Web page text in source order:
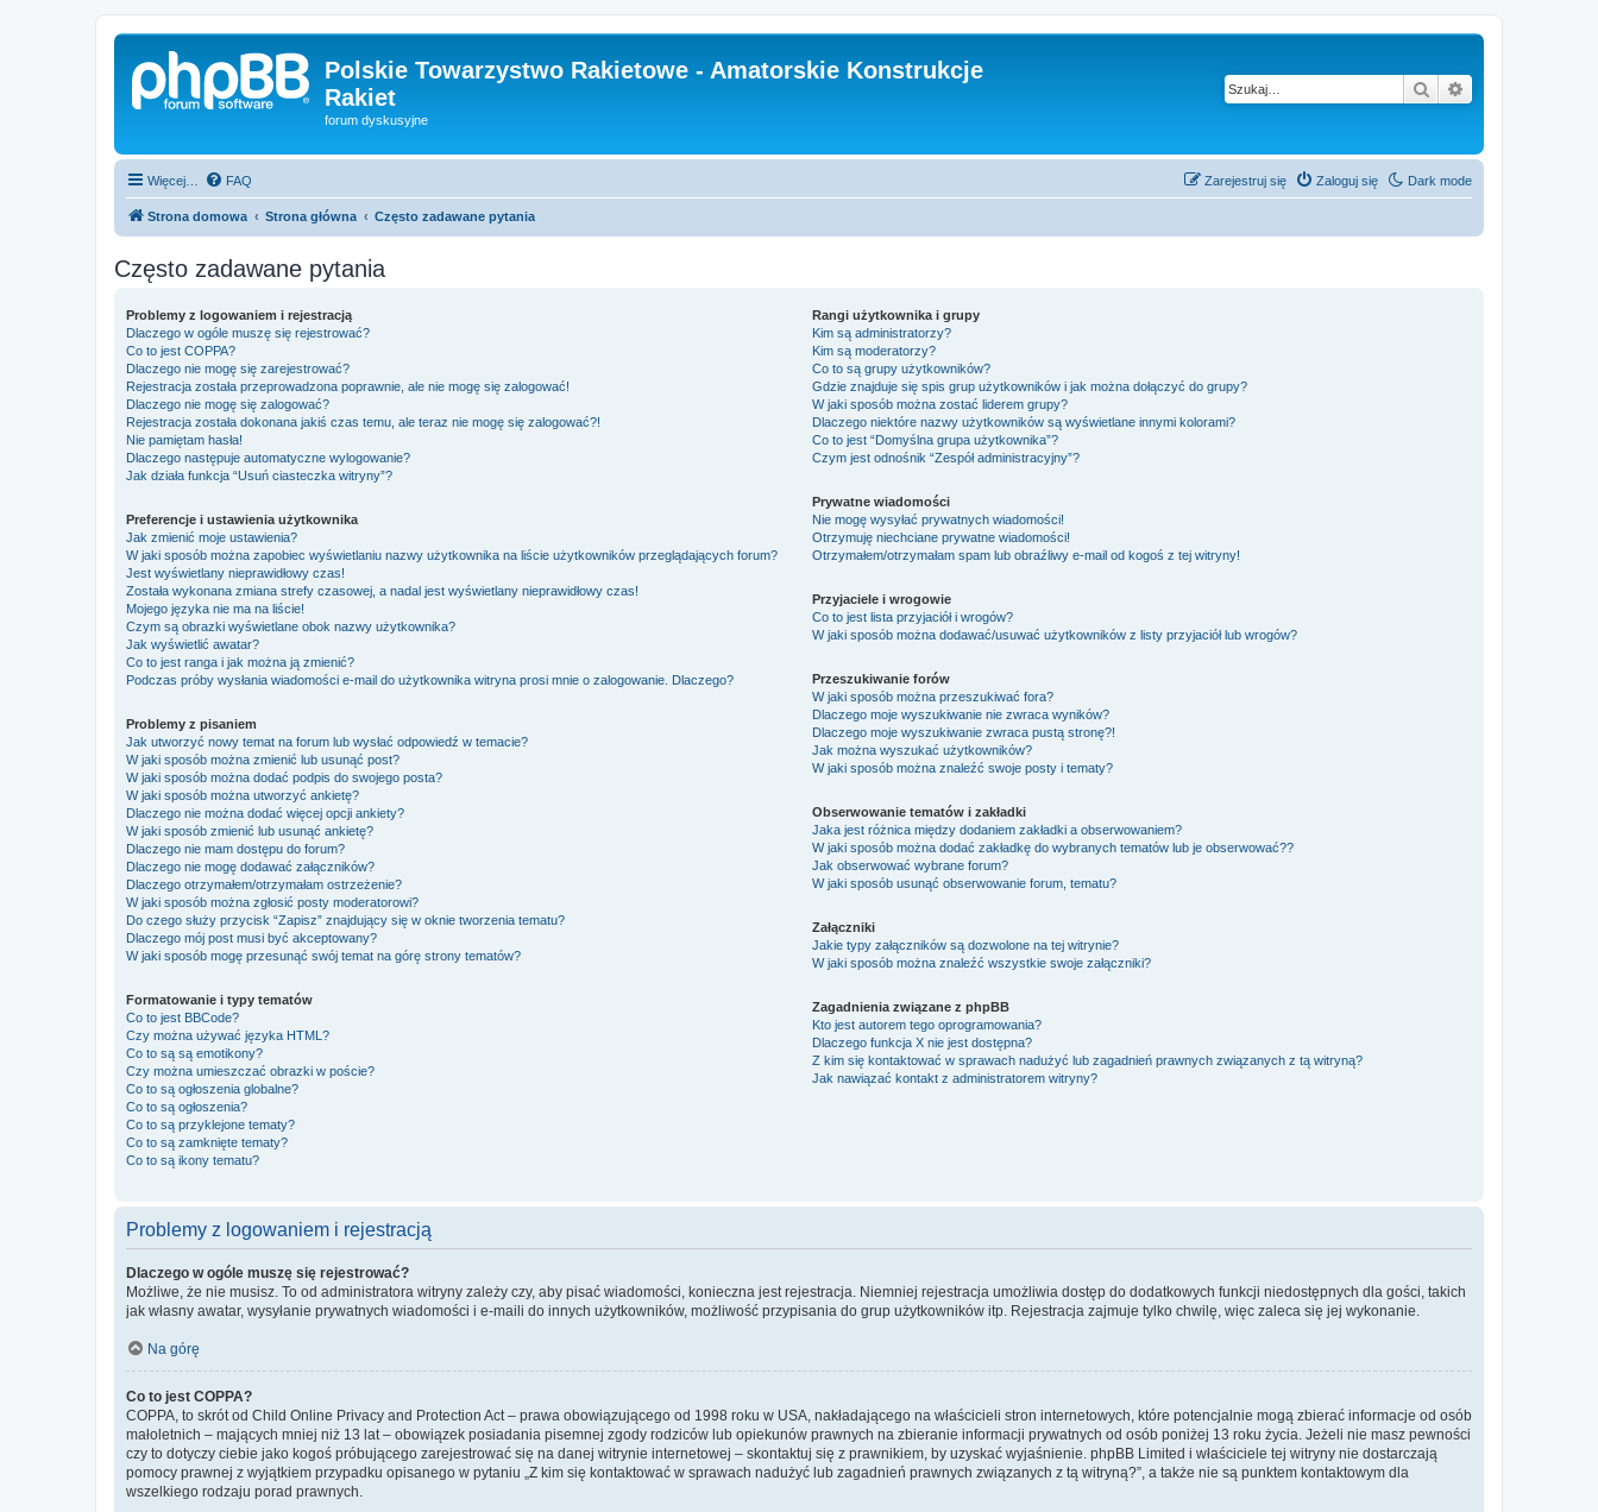
Polskie Towarzystwo Rakietowe - Amatorskie Konstrukcje
Rakiet
forum dyskusyjne
Szukaj
Więcej… Dark mode
FAQ Zaloguj się
Zarejestruj się
Strona domowa Strona główna Często zadawane pytania
Często zadawane pytania
Problemy z logowaniem i rejestracją
Dlaczego w ogóle muszę się rejestrować?
Co to jest COPPA?
Dlaczego nie mogę się zarejestrować?
Rejestracja została przeprowadzona poprawnie, ale nie mogę się zalogować!
Dlaczego nie mogę się zalogować?
Rejestracja została dokonana jakiś czas temu, ale teraz nie mogę się zalogować?!
Nie pamiętam hasła!
Dlaczego następuje automatyczne wylogowanie?
Jak działa funkcja “Usuń ciasteczka witryny”?
Preferencje i ustawienia użytkownika
Jak zmienić moje ustawienia?
W jaki sposób można zapobiec wyświetlaniu nazwy użytkownika na liście użytkowników przeglądających forum?
Jest wyświetlany nieprawidłowy czas!
Została wykonana zmiana strefy czasowej, a nadal jest wyświetlany nieprawidłowy czas!
Mojego języka nie ma na liście!
Czym są obrazki wyświetlane obok nazwy użytkownika?
Jak wyświetlić awatar?
Co to jest ranga i jak można ją zmienić?
Podczas próby wysłania wiadomości e-mail do użytkownika witryna prosi mnie o zalogowanie. Dlaczego?
Problemy z pisaniem
Jak utworzyć nowy temat na forum lub wysłać odpowiedź w temacie?
W jaki sposób można zmienić lub usunąć post?
W jaki sposób można dodać podpis do swojego posta?
W jaki sposób można utworzyć ankietę?
Dlaczego nie można dodać więcej opcji ankiety?
W jaki sposób zmienić lub usunąć ankietę?
Dlaczego nie mam dostępu do forum?
Dlaczego nie mogę dodawać załączników?
Dlaczego otrzymałem/otrzymałam ostrzeżenie?
W jaki sposób można zgłosić posty moderatorowi?
Do czego służy przycisk “Zapisz” znajdujący się w oknie tworzenia tematu?
Dlaczego mój post musi być akceptowany?
W jaki sposób mogę przesunąć swój temat na górę strony tematów?
Formatowanie i typy tematów
Co to jest BBCode?
Czy można używać języka HTML?
Co to są są emotikony?
Czy można umieszczać obrazki w poście?
Co to są ogłoszenia globalne?
Co to są ogłoszenia?
Co to są przyklejone tematy?
Co to są zamknięte tematy?
Co to są ikony tematu?
Rangi użytkownika i grupy
Kim są administratorzy?
Kim są moderatorzy?
Co to są grupy użytkowników?
Gdzie znajduje się spis grup użytkowników i jak można dołączyć do grupy?
W jaki sposób można zostać liderem grupy?
Dlaczego niektóre nazwy użytkowników są wyświetlane innymi kolorami?
Co to jest “Domyślna grupa użytkownika”?
Czym jest odnośnik “Zespół administracyjny”?
Prywatne wiadomości
Nie mogę wysyłać prywatnych wiadomości!
Otrzymuję niechciane prywatne wiadomości!
Otrzymałem/otrzymałam spam lub obraźliwy e-mail od kogoś z tej witryny!
Przyjaciele i wrogowie
Co to jest lista przyjaciół i wrogów?
W jaki sposób można dodawać/usuwać użytkowników z listy przyjaciół lub wrogów?
Przeszukiwanie forów
W jaki sposób można przeszukiwać fora?
Dlaczego moje wyszukiwanie nie zwraca wyników?
Dlaczego moje wyszukiwanie zwraca pustą stronę?!
Jak można wyszukać użytkowników?
W jaki sposób można znaleźć swoje posty i tematy?
Obserwowanie tematów i zakładki
Jaka jest różnica między dodaniem zakładki a obserwowaniem?
W jaki sposób można dodać zakładkę do wybranych tematów lub je obserwować??
Jak obserwować wybrane forum?
W jaki sposób usunąć obserwowanie forum, tematu?
Załączniki
Jakie typy załączników są dozwolone na tej witrynie?
W jaki sposób można znaleźć wszystkie swoje załączniki?
Zagadnienia związane z phpBB
Kto jest autorem tego oprogramowania?
Dlaczego funkcja X nie jest dostępna?
Z kim się kontaktować w sprawach nadużyć lub zagadnień prawnych związanych z tą witryną?
Jak nawiązać kontakt z administratorem witryny?
Problemy z logowaniem i rejestracją
Dlaczego w ogóle muszę się rejestrować?
Możliwe, że nie musisz. To od administratora witryny zależy czy, aby pisać wiadomości, konieczna jest rejestracja. Niemniej rejestracja umożliwia dostęp do dodatkowych funkcji niedostępnych dla gości, takich
jak własny awatar, wysyłanie prywatnych wiadomości i e-maili do innych użytkowników, możliwość przypisania do grup użytkowników itp. Rejestracja zajmuje tylko chwilę, więc zaleca się jej wykonanie.
Na górę
Co to jest COPPA?
COPPA, to skrót od Child Online Privacy and Protection Act – prawa obowiązującego od 1998 roku w USA, nakładającego na właścicieli stron internetowych, które potencjalnie mogą zbierać informacje od osób
małoletnich – mających mniej niż 13 lat – obowiązek posiadania pisemnej zgody rodziców lub opiekunów prawnych na zbieranie informacji prywatnych od osób poniżej 13 roku życia. Jeżeli nie masz pewności
czy to dotyczy ciebie jako kogoś próbującego zarejestrować się na danej witrynie internetowej – skontaktuj się z prawnikiem, by uzyskać wyjaśnienie. phpBB Limited i właściciele tej witryny nie dostarczają
pomocy prawnej z wyjątkiem przypadku opisanego w pytaniu „Z kim się kontaktować w sprawach nadużyć lub zagadnień prawnych związanych z tą witryną?”, a także nie są punktem kontaktowym dla
wszelkiego rodzaju porad prawnych.